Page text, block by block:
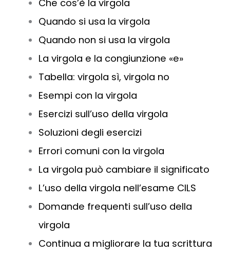
Che cos’è la virgola
Quando si usa la virgola
Quando non si usa la virgola
La virgola e la congiunzione «e»
Tabella: virgola sì, virgola no
Esempi con la virgola
Esercizi sull’uso della virgola
Soluzioni degli esercizi
Errori comuni con la virgola
La virgola può cambiare il significato
L’uso della virgola nell’esame CILS
Domande frequenti sull’uso della
virgola
Continua a migliorare la tua scrittura